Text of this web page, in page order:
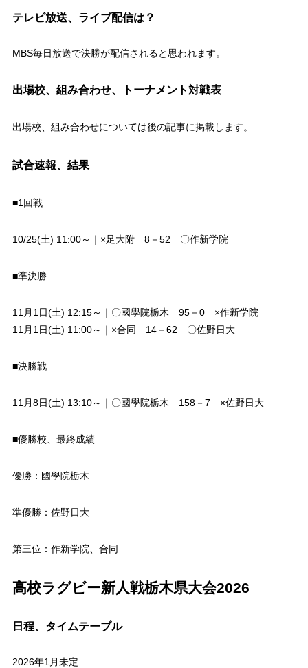
テレビ放送、ライブ配信は？
MBS毎日放送で決勝が配信されると思われます。
出場校、組み合わせ、トーナメント対戦表
出場校、組み合わせについては後の記事に掲載します。
試合速報、結果
■1回戦
10/25(土) 11:00～｜×足大附 8－52 〇作新学院
■準決勝
11月1日(土) 12:15～｜〇國學院栃木 95－0 ×作新学院
11月1日(土) 11:00～｜×合同 14－62 〇佐野日大
■決勝戦
11月8日(土) 13:10～｜〇國學院栃木 158－7 ×佐野日大
■優勝校、最終成績
優勝：國學院栃木
準優勝：佐野日大
第三位：作新学院、合同
高校ラグビー新人戦栃木県大会2026
日程、タイムテーブル
2026年1月未定